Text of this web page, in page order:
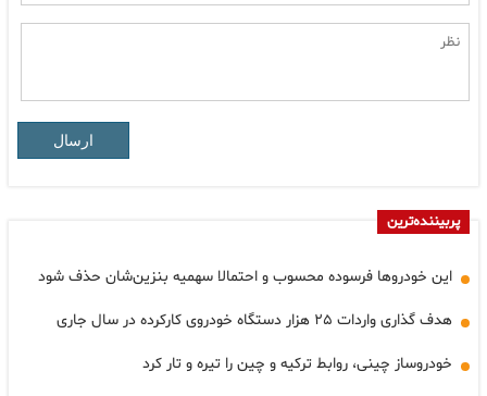
ارسال
پربیننده‌ترین
این خودروها فرسوده محسوب و احتمالا سهمیه بنزین‌شان حذف شود
هدف گذاری واردات ۲۵ هزار دستگاه خودروی کارکرده در سال جاری
خودروساز چینی، روابط ترکیه و چین را تیره و تار کرد